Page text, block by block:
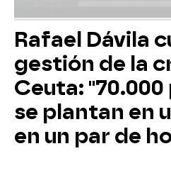
Rafael Dávila
gestión de la
Ceuta:
se plantan en
en un par de